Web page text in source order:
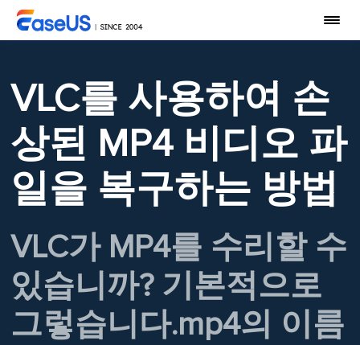
VLC를 사용하여 손
상된 MP4 비디오 파
일을 복구하는 방법
VLC가 MP4를 수리할 수
있습니까? 기본적으로
그렇습니다.mp4의 이름